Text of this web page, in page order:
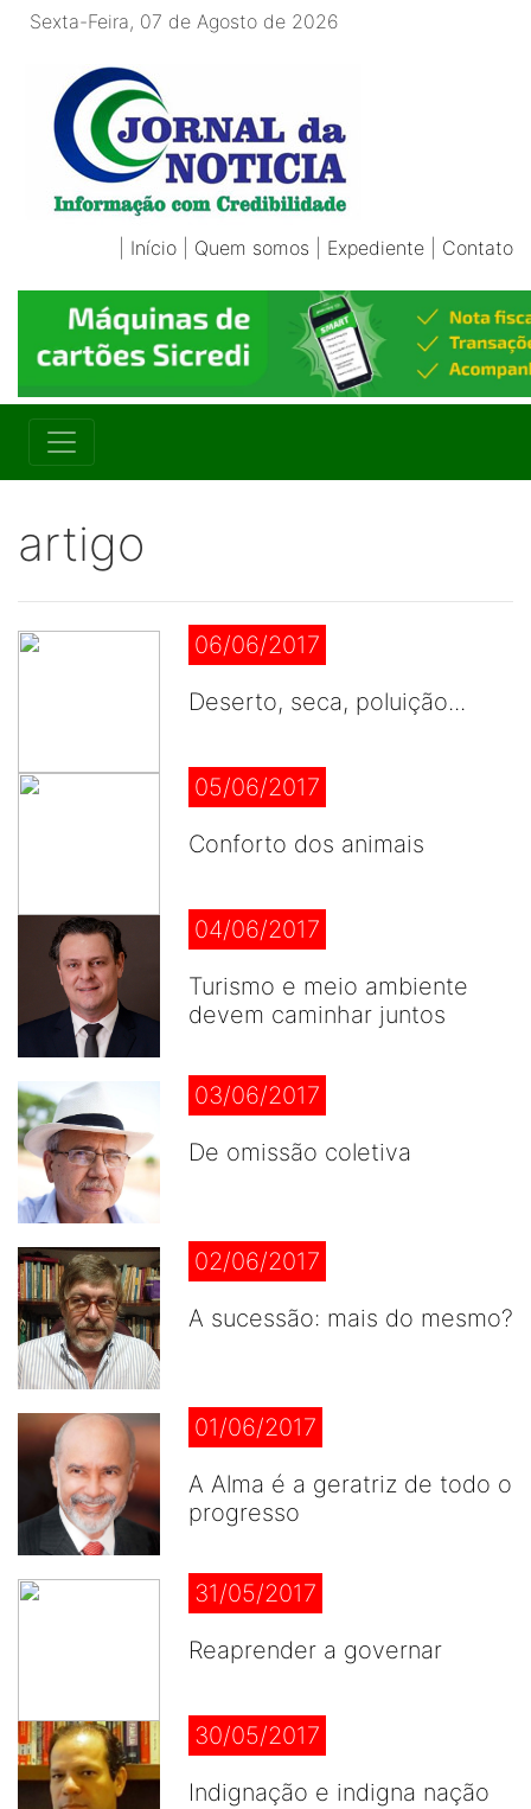
Sexta-Feira, 07 de Agosto de 2026
Início Quem somos Expediente Contato
artigo
06/06/2017
Deserto, seca, poluição...
05/06/2017
Conforto dos animais
04/06/2017
Turismo e meio ambiente
devem caminhar juntos
03/06/2017
De omissão coletiva
02/06/2017
A sucessão: mais do mesmo?
01/06/2017
A Alma é a geratriz de todo o
progresso
31/05/2017
Reaprender a governar
30/05/2017
Indignação e indigna nação